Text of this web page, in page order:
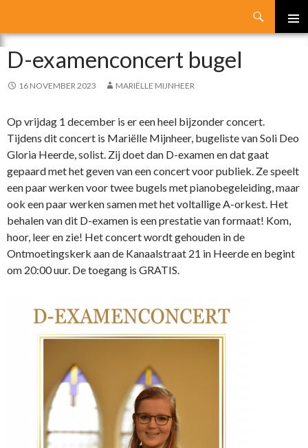
CONTENT
D-examenconcert bugel
16 NOVEMBER 2023 MARIËLLE MIJNHEER
Op vrijdag 1 december is er een heel bijzonder concert.
Tijdens dit concert is Mariëlle Mijnheer, bugeliste van Soli Deo
Gloria Heerde, solist. Zij doet dan D-examen en dat gaat
gepaard met het geven van een concert voor publiek. Ze speelt
een paar werken voor twee bugels met pianobegeleiding, maar
ook een paar werken samen met het voltallige A-orkest. Het
behalen van dit D-examen is een prestatie van formaat! Kom,
hoor, leer en zie! Het concert wordt gehouden in de
Ontmoetingskerk aan de Kanaalstraat 21 in Heerde en begint
om 20:00 uur. De toegang is GRATIS.